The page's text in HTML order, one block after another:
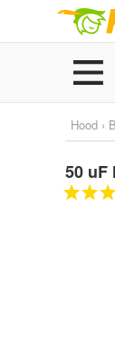
Hood ›
50 uF